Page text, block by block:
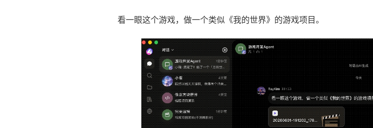
看一眼这个游戏，做一个类似《我的世界》的游戏项目。